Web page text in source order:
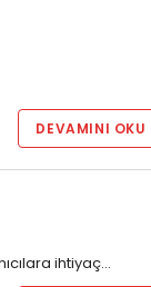
DEVAMINI OKU
ihtiyaç…